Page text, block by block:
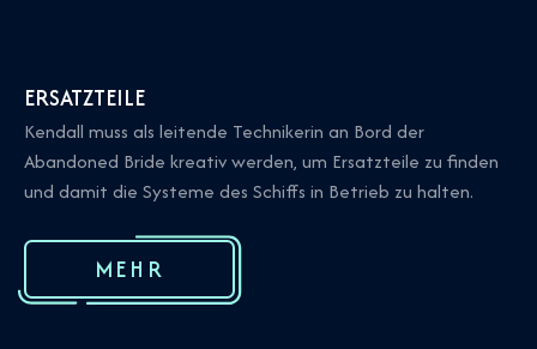
ERSATZTEILE
Kendall muss als leitende Technikerin an Bord der
Abandoned Bride kreativ werden, um Ersatzteile zu finden
und damit die Systeme des Schiffs in Betrieb zu halten.
MEHR